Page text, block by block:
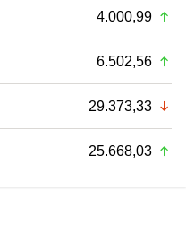
4.000,99
6.502,56
29.373,33
25.668,03